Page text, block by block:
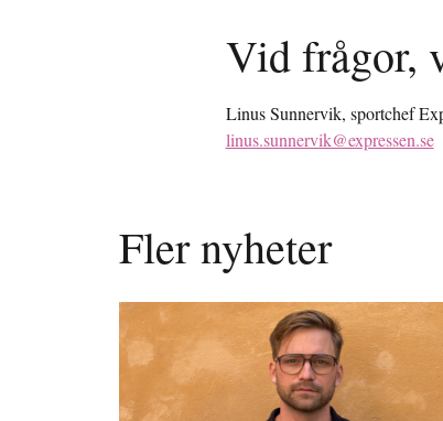
Vid frågor,
Linus Sunnervik, sportchef
linus.sunnervik@expressen.se
Fler nyheter